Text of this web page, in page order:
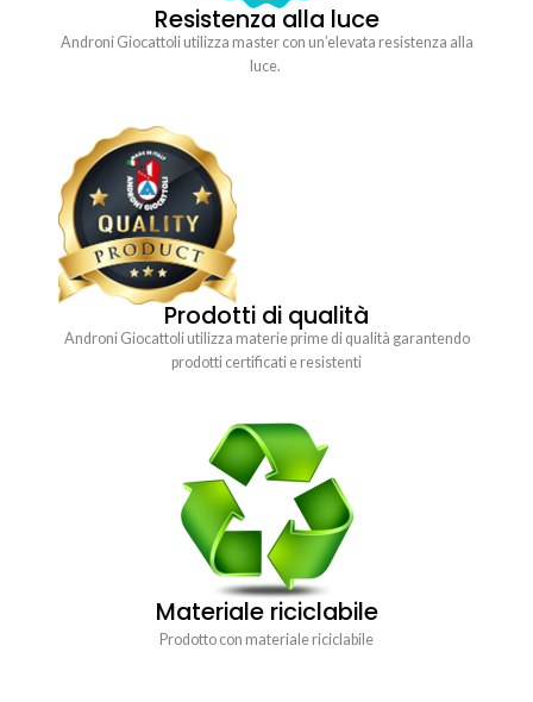
Resistenza alla luce
Androni Giocattoli utilizza master con un’elevata resistenza alla
luce.
Prodotti di qualità
Androni Giocattoli utilizza materie prime di qualità garantendo
prodotti certificati e resistenti
Materiale riciclabile
Prodotto con materiale riciclabile